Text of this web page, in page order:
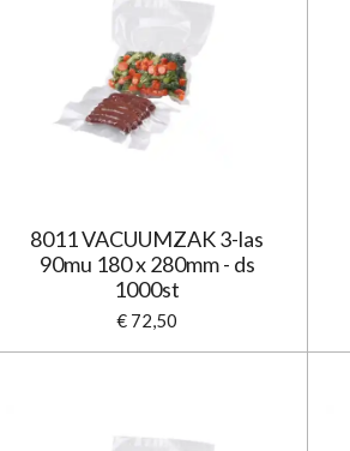
8011 VACUUMZAK 3-las
90mu 180 x 280mm - ds
1000st
€ 72,50